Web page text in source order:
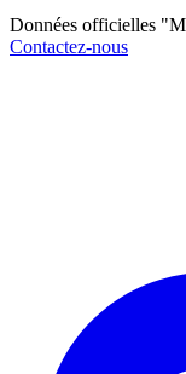
Données officielles
Contactez-nous